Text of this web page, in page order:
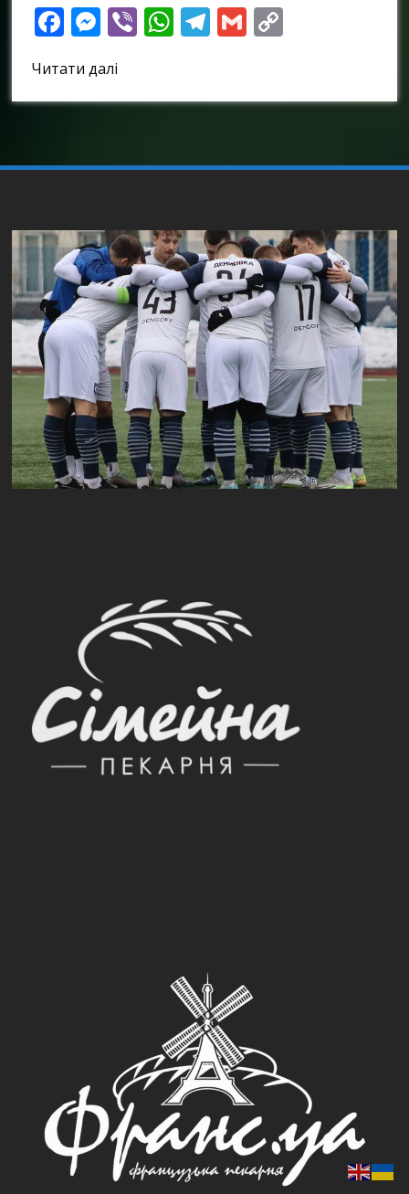
Facebook
Messenger
ViberWhatsApp
Telegram
Gmail
Читати далі